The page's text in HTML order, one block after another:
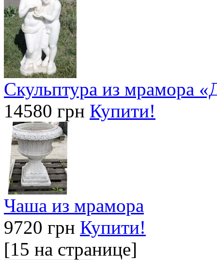
Скульптура из мрамора
14580 грн Купити!
Чаша из мрамора
9720 грн Купити!
[15 на странице]